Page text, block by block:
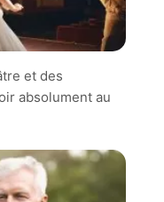
et des
absolument au